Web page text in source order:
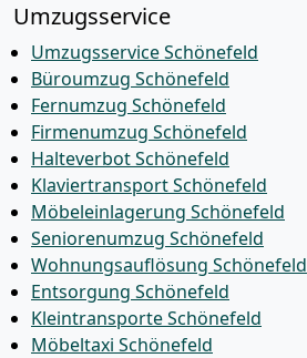
Umzugsservice
Umzugsservice Schönefeld
Büroumzug Schönefeld
Fernumzug Schönefeld
Firmenumzug Schönefeld
Halteverbot Schönefeld
Klaviertransport Schönefeld
Möbeleinlagerung Schönefeld
Seniorenumzug Schönefeld
Wohnungsauflösung Schönefeld
Entsorgung Schönefeld
Kleintransporte Schönefeld
Möbeltaxi Schönefeld